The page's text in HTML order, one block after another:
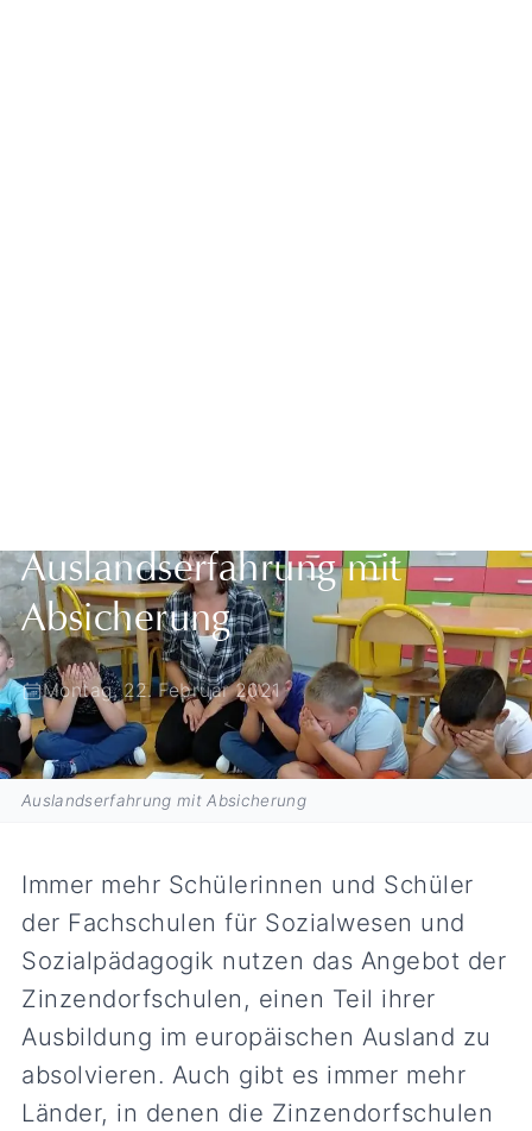
Auslandserfahrung mit
Absicherung
Montag, 22. Februar 2021
Auslandserfahrung mit Absicherung
Immer mehr Schülerinnen und Schüler
der Fachschulen für Sozialwesen und
Sozialpädagogik nutzen das Angebot der
Zinzendorfschulen, einen Teil ihrer
Ausbildung im europäischen Ausland zu
absolvieren. Auch gibt es immer mehr
Länder, in denen die Zinzendorfschulen